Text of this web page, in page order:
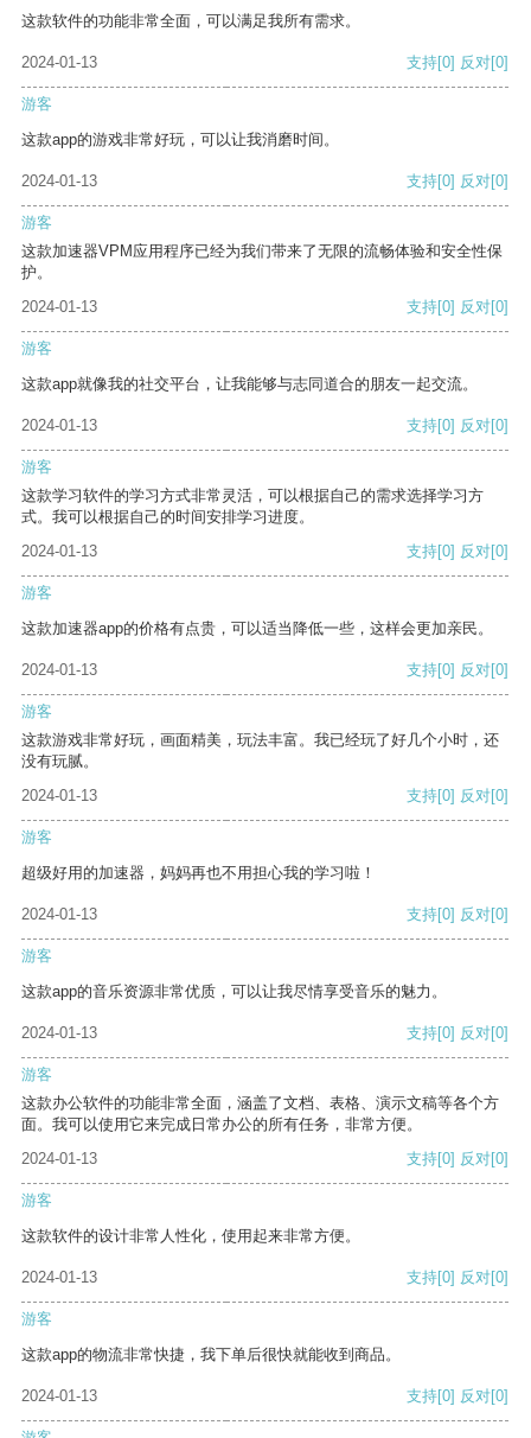
这款软件的功能非常全面，可以满足我所有需求。
2024-01-13 支持[0] 反对[0]
游客
这款app的游戏非常好玩，可以让我消磨时间。
2024-01-13 支持[0] 反对[0]
游客
这款加速器VPM应用程序已经为我们带来了无限的流畅体验和安全性保
护。
2024-01-13
支持[0] 反对[0]
游客
这款app就像我的社交平台，让我能够与志同道合的朋友一起交流。
2024-01-13 支持[0] 反对[0]
游客
这款学习软件的学习方式非常灵活，可以根据自己的需求选择学习方
式。我可以根据自己的时间安排学习进度。
2024-01-13
支持[0] 反对[0]
游客
这款加速器app的价格有点贵，可以适当降低一些，这样会更加亲民。
2024-01-13 支持[0] 反对[0]
游客
这款游戏非常好玩，画面精美，玩法丰富。我已经玩了好几个小时，还
没有玩腻。
2024-01-13
支持[0] 反对[0]
游客
超级好用的加速器，妈妈再也不用担心我的学习啦！
2024-01-13 支持[0] 反对[0]
游客
这款app的音乐资源非常优质，可以让我尽情享受音乐的魅力。
2024-01-13 支持[0] 反对[0]
游客
这款办公软件的功能非常全面，涵盖了文档、表格、演示文稿等各个方
面。我可以使用它来完成日常办公的所有任务，非常方便。
2024-01-13
支持[0] 反对[0]
游客
这款软件的设计非常人性化，使用起来非常方便。
2024-01-13 支持[0] 反对[0]
游客
这款app的物流非常快捷，我下单后很快就能收到商品。
2024-01-13 支持[0] 反对[0]